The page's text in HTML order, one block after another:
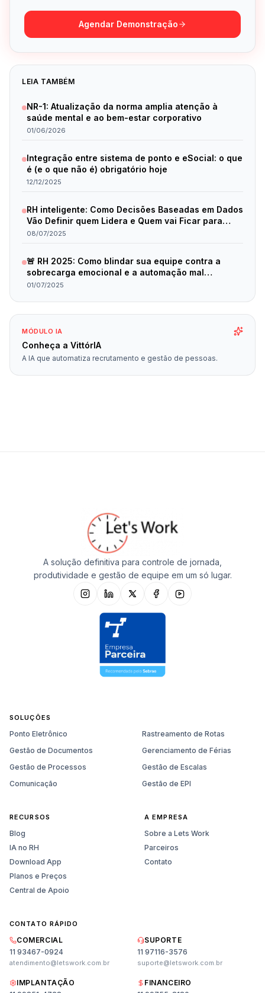
Agendar Demonstração
LEIA TAMBÉM
NR-1: Atualização da norma amplia atenção à
saúde mental e ao bem-estar corporativo
01/06/2026
Integração entre sistema de ponto e eSocial: o que
é (e o que não é) obrigatório hoje
12/12/2025
RH inteligente: Como Decisões Baseadas em Dados
Vão Definir quem Lidera e Quem vai Ficar para
Trás em 2025
08/07/2025
🚨 RH 2025: Como blindar sua equipe contra a
sobrecarga emocional e a automação mal
planejada
01/07/2025
MÓDULO IA
Conheça a VittórIA
A IA que automatiza recrutamento e gestão de pessoas.
A solução definitiva para controle de jornada,
produtividade e gestão de equipe em um só lugar.
SOLUÇÕES
Ponto Eletrônico
Rastreamento de Rotas
Gestão de Documentos
Gerenciamento de Férias
Gestão de Processos
Gestão de Escalas
Comunicação
Gestão de EPI
RECURSOS
Blog
IA no RH
Download App
Planos e Preços
Central de Apoio
A EMPRESA
Sobre a Lets Work
Parceiros
Contato
CONTATO RÁPIDO
COMERCIAL
11 93467-0924
atendimento@letswork.com.br
SUPORTE
11 97116-3576
suporte@letswork.com.br
IMPLANTAÇÃO
FINANCEIRO